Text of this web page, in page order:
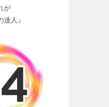
が
達人』